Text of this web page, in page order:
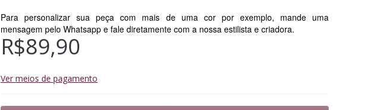
Para personalizar sua peça com mais de uma cor por exemplo, mande uma
mensagem pelo Whatsapp e fale diretamente com a nossa estilista e criadora.
R$89,90
Ver meios de pagamento